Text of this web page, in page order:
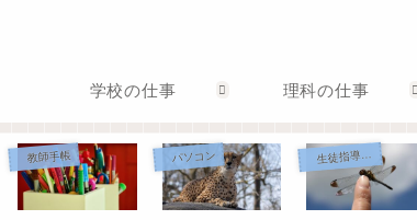
学校の仕事 理科の仕事
教師手帳 パソコン 生徒指導担当として